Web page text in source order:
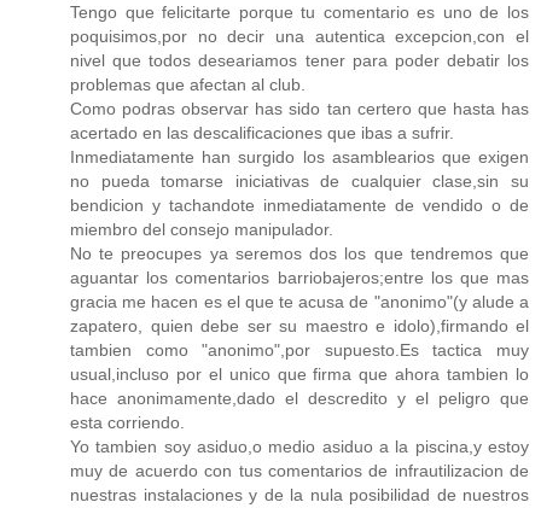
Tengo que felicitarte porque tu comentario es uno de los
poquisimos,por no decir una autentica excepcion,con el
nivel que todos deseariamos tener para poder debatir los
problemas que afectan al club.
Como podras observar has sido tan certero que hasta has
acertado en las descalificaciones que ibas a sufrir.
Inmediatamente han surgido los asamblearios que exigen
no pueda tomarse iniciativas de cualquier clase,sin su
bendicion y tachandote inmediatamente de vendido o de
miembro del consejo manipulador.
No te preocupes ya seremos dos los que tendremos que
aguantar los comentarios barriobajeros;entre los que mas
gracia me hacen es el que te acusa de "anonimo"(y alude a
zapatero, quien debe ser su maestro e idolo),firmando el
tambien como "anonimo",por supuesto.Es tactica muy
usual,incluso por el unico que firma que ahora tambien lo
hace anonimamente,dado el descredito y el peligro que
esta corriendo.
Yo tambien soy asiduo,o medio asiduo a la piscina,y estoy
muy de acuerdo con tus comentarios de infrautilizacion de
nuestras instalaciones y de la nula posibilidad de nuestros